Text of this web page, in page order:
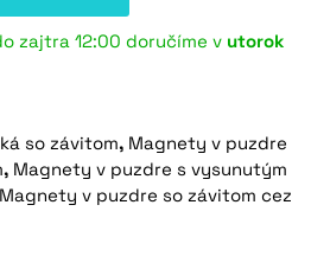
zajtra 12:00 doručíme v utorok
so závitom, Magnety v puzdre
, Magnety v puzdre s vysunutým
Magnety v puzdre so závitom cez